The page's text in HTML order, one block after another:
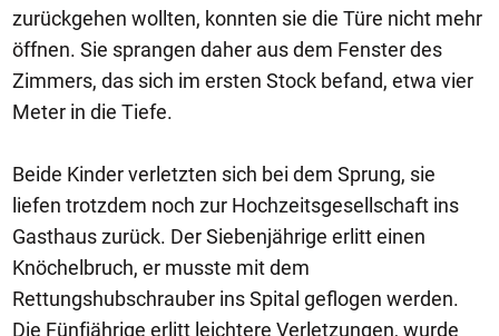
zurückgehen wollten, konnten sie die Türe nicht mehr
öffnen. Sie sprangen daher aus dem Fenster des
Zimmers, das sich im ersten Stock befand, etwa vier
Meter in die Tiefe.
Beide Kinder verletzten sich bei dem Sprung, sie
liefen trotzdem noch zur Hochzeitsgesellschaft ins
Gasthaus zurück. Der Siebenjährige erlitt einen
Knöchelbruch, er musste mit dem
Rettungshubschrauber ins Spital geflogen werden.
Die Fünfjährige erlitt leichtere Verletzungen, wurde